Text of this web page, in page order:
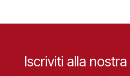
Iscriviti alla